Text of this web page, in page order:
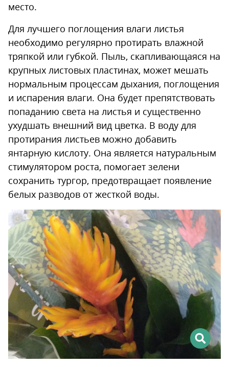
место.
Для лучшего поглощения влаги листья
необходимо регулярно протирать влажной
тряпкой или губкой. Пыль, скапливающаяся на
крупных листовых пластинах, может мешать
нормальным процессам дыхания, поглощения
и испарения влаги. Она будет препятствовать
попаданию света на листья и существенно
ухудшать внешний вид цветка. В воду для
протирания листьев можно добавить
янтарную кислоту. Она является натуральным
стимулятором роста, помогает зелени
сохранить тургор, предотвращает появление
белых разводов от жесткой воды.